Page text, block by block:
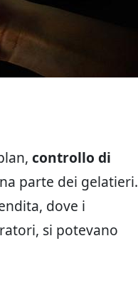
controllo di
parte dei gelatieri.
dove i
si potevano